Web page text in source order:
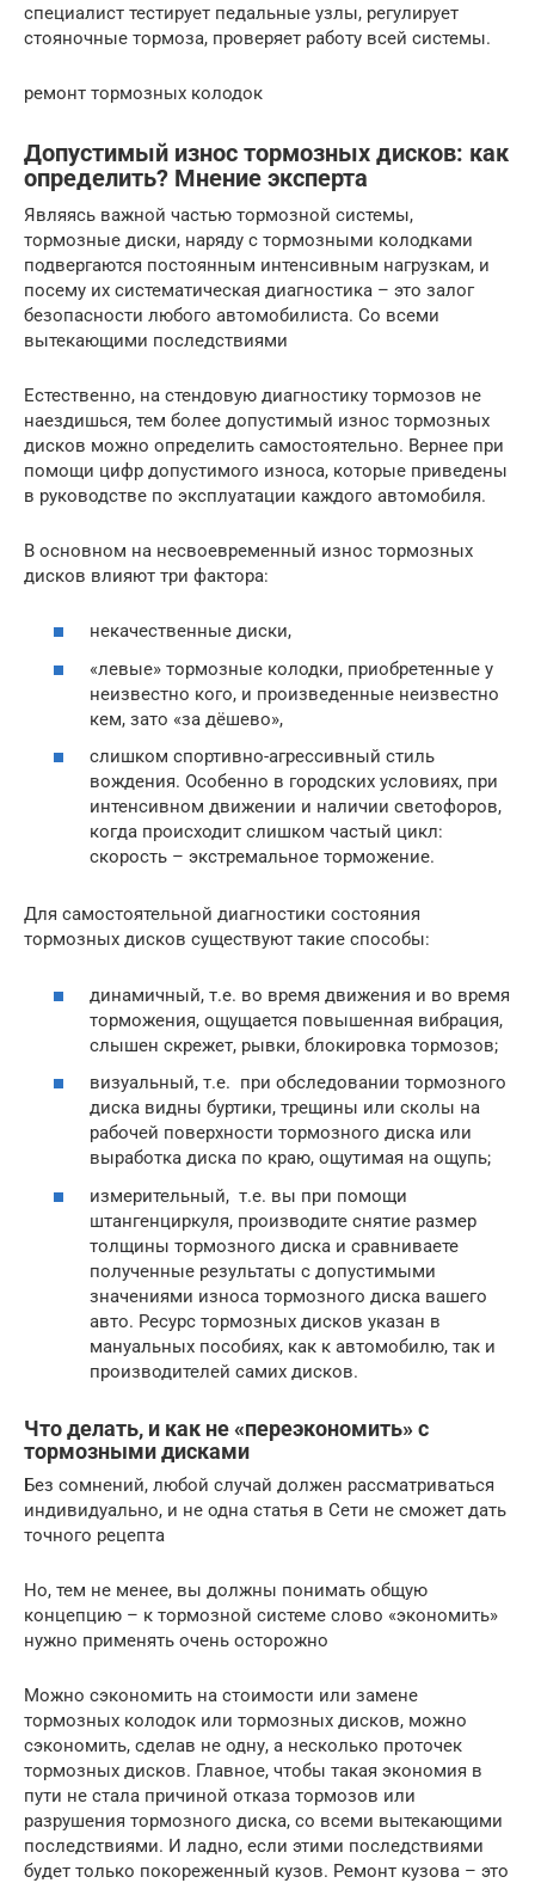
специалист тестирует педальные узлы, регулирует
стояночные тормоза, проверяет работу всей системы.
ремонт тормозных колодок
Допустимый износ тормозных дисков: как
определить? Мнение эксперта
Являясь важной частью тормозной системы,
тормозные диски, наряду с тормозными колодками
подвергаются постоянным интенсивным нагрузкам, и
посему их систематическая диагностика – это залог
безопасности любого автомобилиста. Со всеми
вытекающими последствиями
Естественно, на стендовую диагностику тормозов не
наездишься, тем более допустимый износ тормозных
дисков можно определить самостоятельно. Вернее при
помощи цифр допустимого износа, которые приведены
в руководстве по эксплуатации каждого автомобиля.
В основном на несвоевременный износ тормозных
дисков влияют три фактора:
некачественные диски,
«левые» тормозные колодки, приобретенные у
неизвестно кого, и произведенные неизвестно
кем, зато «за дёшево»,
слишком спортивно-агрессивный стиль
вождения. Особенно в городских условиях, при
интенсивном движении и наличии светофоров,
когда происходит слишком частый цикл:
скорость – экстремальное торможение.
Для самостоятельной диагностики состояния
тормозных дисков существуют такие способы:
динамичный, т.е. во время движения и во время
торможения, ощущается повышенная вибрация,
слышен скрежет, рывки, блокировка тормозов;
визуальный, т.е. при обследовании тормозного
диска видны буртики, трещины или сколы на
рабочей поверхности тормозного диска или
выработка диска по краю, ощутимая на ощупь;
измерительный, т.е. вы при помощи
штангенциркуля, производите снятие размер
толщины тормозного диска и сравниваете
полученные результаты с допустимыми
значениями износа тормозного диска вашего
авто. Ресурс тормозных дисков указан в
мануальных пособиях, как к автомобилю, так и
производителей самих дисков.
Что делать, и как не «переэкономить» с
тормозными дисками
Без сомнений, любой случай должен рассматриваться
индивидуально, и не одна статья в Сети не сможет дать
точного рецепта
Но, тем не менее, вы должны понимать общую
концепцию – к тормозной системе слово «экономить»
нужно применять очень осторожно
Можно сэкономить на стоимости или замене
тормозных колодок или тормозных дисков, можно
сэкономить, сделав не одну, а несколько проточек
тормозных дисков. Главное, чтобы такая экономия в
пути не стала причиной отказа тормозов или
разрушения тормозного диска, со всеми вытекающими
последствиями. И ладно, если этими последствиями
будет только покореженный кузов. Ремонт кузова – это